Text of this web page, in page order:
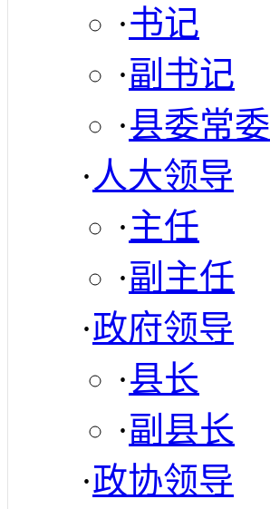
·书记
·副书记
·县委常委
· 人大领导
·主任
·副主任
·政府领导
·县长
·副县长
·政协领导